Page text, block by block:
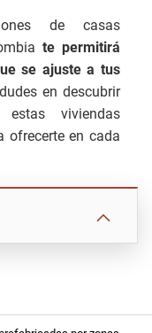
de casas
te permitirá
se ajuste a tus
en descubrir
viviendas
ofrecerte en cada